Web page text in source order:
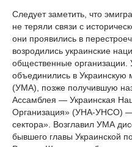
Следует заметить, что
не теряли связи с
они проявились в
возродились украинские
общественные организации.
объединились в
(УМА), позже получившую
Ассамблея — Украинская
Организация» (УНА-УНСО) —
сектора». Возглавил УМА
бывшего главы Украинской